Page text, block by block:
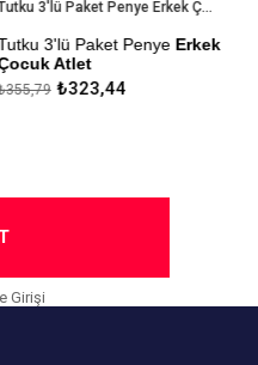
Tutku 3'lü Paket Penye Erkek Çocuk Atlet
3'lü Paket PenyeErkek
Atlet
İçeriği: %100 Pamuk
₺323,44
Girişi